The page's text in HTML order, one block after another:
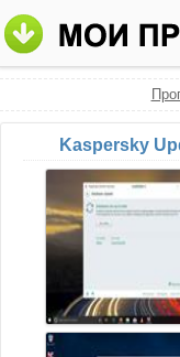
Kaspersky